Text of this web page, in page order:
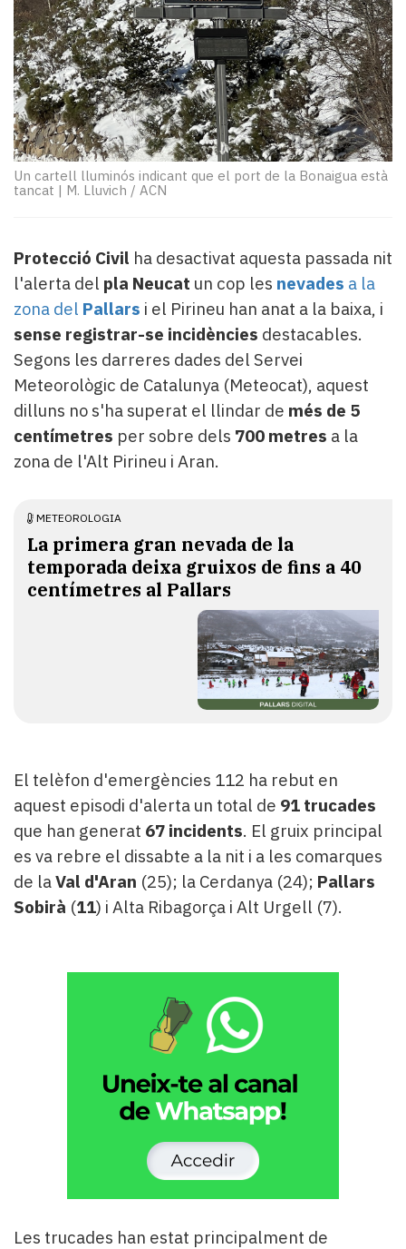
Entrevistes
Enquestes
A
escena!
Dis
la
teva!
Subscriptors
La
newsletter
Contingut
patrocinat
més
llegit...
Editorial
Un cartell lluminós indicant que el port de la Bonaigua està
tancat | M. Lluvich / ACN
Protecció Civil ha desactivat aquesta passada nit
l'alerta del pla Neucat un cop les nevades a la
zona del Pallars i el Pirineu han anat a la baixa, i
sense registrar-se incidències destacables.
Segons les darreres dades del Servei
Meteorològic de Catalunya (Meteocat), aquest
dilluns no s'ha superat el llindar de més de 5
centímetres per sobre dels 700 metres a la
zona de l'Alt Pirineu i Aran.
METEOROLOGIA
La primera gran nevada de la
temporada deixa gruixos de fins a 40
centímetres al Pallars
El telèfon d'emergències 112 ha rebut en
aquest episodi d'alerta un total de 91 trucades
que han generat 67 incidents. El gruix principal
es va rebre el dissabte a la nit i a les comarques
de laVal d'Aran (25); la Cerdanya (24); Pallars
Sobirà (11) i Alta Ribagorça i Alt Urgell (7).
Les trucades han estat principalment de